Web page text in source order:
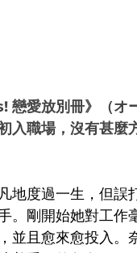
愛放別冊》（オ
入職場，沒有甚
地度過一生，但
。剛開始她對工
並且愈來愈投入。